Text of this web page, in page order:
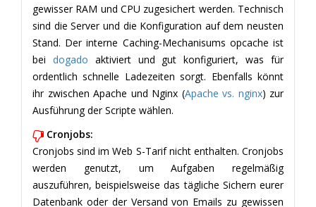
gewisser RAM und CPU zugesichert werden. Technisch
sind die Server und die Konfiguration auf dem neusten
Stand. Der interne Caching-Mechanisums opcache ist
bei dogado aktiviert und gut konfiguriert, was für
ordentlich schnelle Ladezeiten sorgt. Ebenfalls könnt
ihr zwischen Apache und Nginx (Apache vs. nginx) zur
Ausführung der Scripte wählen.
Cronjobs:
Cronjobs sind im Web S-Tarif nicht enthalten. Cronjobs
werden genutzt, um Aufgaben regelmäßig
auszuführen, beispielsweise das tägliche Sichern eurer
Datenbank oder der Versand von Emails zu gewissen